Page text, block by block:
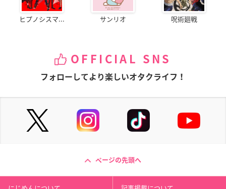
ヒプノシスマ... サンリオ 呪術廻戦
OFFICIAL SNS
フォローしてより楽しいオタクライフ！
ページの先頭へ